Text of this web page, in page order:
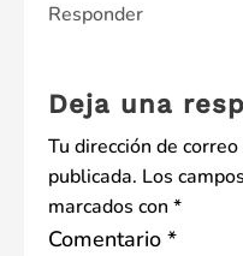
Responder
Deja una
Tu dirección de
publicada. Los
marcados con *
Comentario *